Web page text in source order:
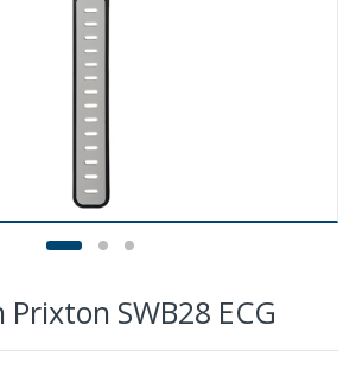
SWB28 ECG